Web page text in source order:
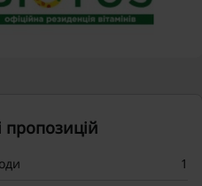
пропозицій
1